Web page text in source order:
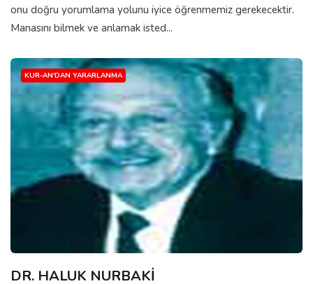
onu doğru yorumlama yolunu iyice öğrenmemiz gerekecektir.
Manasını bilmek ve anlamak isted...
KUR-AN'DAN YARARLANMA
DR. HALUK NURBAKİ